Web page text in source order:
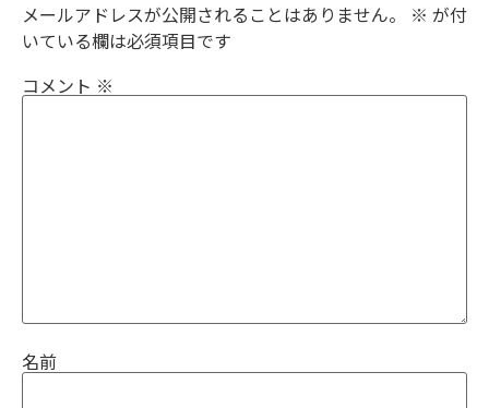
メールアドレスが公開されることはありません。 ※ が付
いている欄は必須項目です
コメント ※
名前